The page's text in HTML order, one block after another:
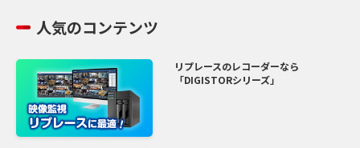
人気のコンテンツ
リプレースのレコーダーなら
「DIGISTORシリーズ」